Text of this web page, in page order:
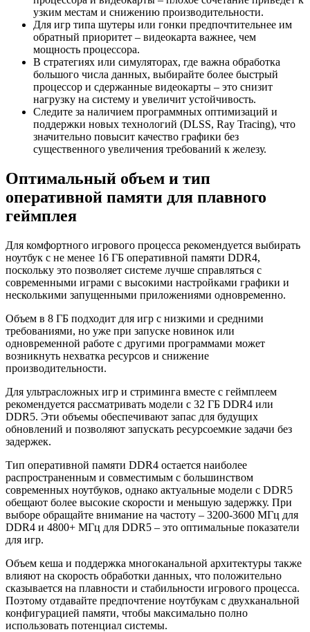
узким местам и снижению производительности.
Для игр типа шутеры или гонки предпочтительнее им
обратный приоритет – видеокарта важнее, чем
мощность процессора.
В стратегиях или симуляторах, где важна обработка
большого числа данных, выбирайте более быстрый
процессор и сдержанные видеокарты – это снизит
нагрузку на систему и увеличит устойчивость.
Следите за наличием программных оптимизаций и
поддержки новых технологий (DLSS, Ray Tracing), что
значительно повысит качество графики без
существенного увеличения требований к железу.
Оптимальный объем и тип
оперативной памяти для плавного
геймплея
Для комфортного игрового процесса рекомендуется выбирать
ноутбук с не менее 16 ГБ оперативной памяти DDR4,
поскольку это позволяет системе лучше справляться с
современными играми с высокими настройками графики и
несколькими запущенными приложениями одновременно.
Объем в 8 ГБ подходит для игр с низкими и средними
требованиями, но уже при запуске новинок или
одновременной работе с другими программами может
возникнуть нехватка ресурсов и снижение
производительности.
Для ультрасложных игр и стриминга вместе с геймплеем
рекомендуется рассматривать модели с 32 ГБ DDR4 или
DDR5. Эти объемы обеспечивают запас для будущих
обновлений и позволяют запускать ресурсоемкие задачи без
задержек.
Тип оперативной памяти DDR4 остается наиболее
распространенным и совместимым с большинством
современных ноутбуков, однако актуальные модели с DDR5
обещают более высокие скорости и меньшую задержку. При
выборе обращайте внимание на частоту – 3200-3600 МГц для
DDR4 и 4800+ МГц для DDR5 – это оптимальные показатели
для игр.
Объем кеша и поддержка многоканальной архитектуры также
влияют на скорость обработки данных, что положительно
сказывается на плавности и стабильности игрового процесса.
Поэтому отдавайте предпочтение ноутбукам с двухканальной
конфигурацией памяти, чтобы максимально полно
использовать потенциал системы.